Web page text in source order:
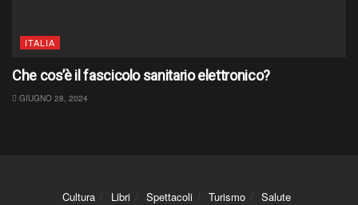
ITALIA
Che cos’è il fascicolo sanitario elettronico?
GIUGNO 28, 2024
Cultura Libri Spettacoli Turismo Salute